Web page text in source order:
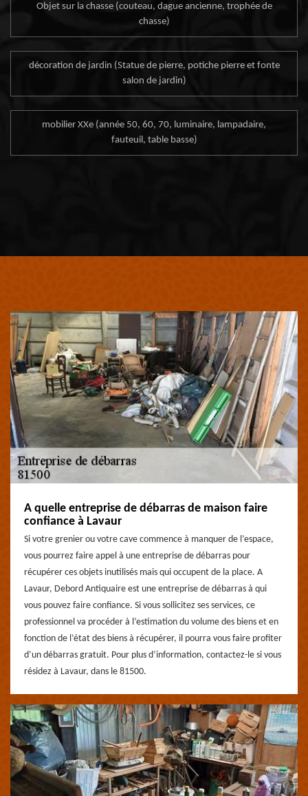
Objet sur la chasse (couteau, dague ancienne, trophée de
chasse)
décoration de jardin (Statue de pierre, potiche pierre et fonte
salon de jardin)
mobilier XXe (année 50, 60, 70, luminaire, lampadaire,
fauteuil, table basse)
A quelle entreprise de débarras de maison faire
confiance à Lavaur
Si votre grenier ou votre cave commence à manquer de l’espace,
vous pourrez faire appel à une entreprise de débarras pour
récupérer ces objets inutilisés mais qui occupent de la place. A
Lavaur, Debord Antiquaire est une entreprise de débarras à qui
vous pouvez faire confiance. Si vous sollicitez ses services, ce
professionnel va procéder à l’estimation du volume des biens et en
fonction de l’état des biens à récupérer, il pourra vous faire profiter
d’un débarras gratuit. Pour plus d’information, contactez-le si vous
résidez à Lavaur, dans le 81500.